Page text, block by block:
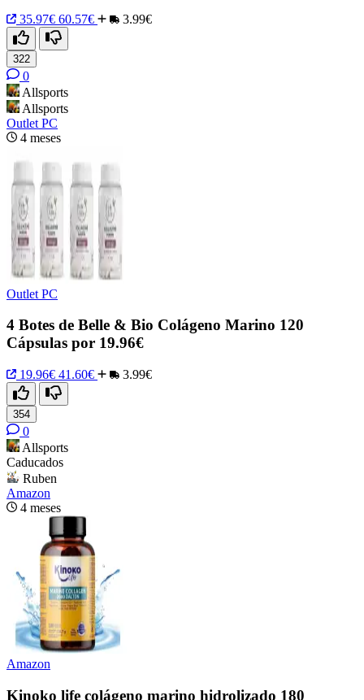
35.97€ 60.57€ 3.99€
322
0
Allsports
Allsports
Outlet PC
4 meses
Outlet PC
4 Botes de Belle & Bio Colágeno Marino 120
Cápsulas por 19.96€
19.96€ 41.60€ 3.99€
354
0
Allsports
Caducados
Ruben
Amazon
4 meses
Amazon
Kinoko life colágeno marino hidrolizado 180